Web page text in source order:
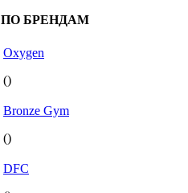
ПО БРЕНДАМ
Oxygen
()
Bronze Gym
()
DFC